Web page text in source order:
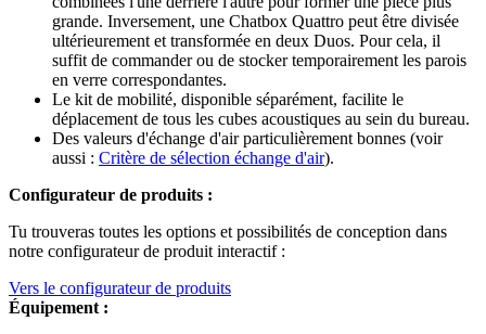
grande. Inversement, une Chatbox Quattro peut être divisée
ultérieurement et transformée en deux Duos. Pour cela, il
suffit de commander ou de stocker temporairement les parois
en verre correspondantes.
Le kit de mobilité, disponible séparément, facilite le
déplacement de tous les cubes acoustiques au sein du bureau.
Des valeurs d'échange d'air particulièrement bonnes (voir
aussi : Critère de sélection échange d'air).
Configurateur de produits :
Tu trouveras toutes les options et possibilités de conception dans
notre configurateur de produit interactif :
Vers le configurateur de produits
Équipement :